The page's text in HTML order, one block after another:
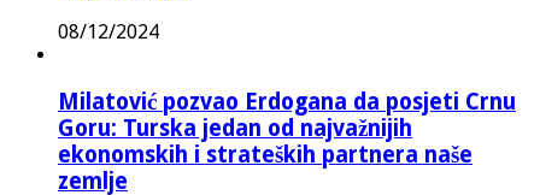
08/12/2024
Milatović pozvao Erdogana da posjeti Crnu
Goru: Turska jedan od najvažnijih
ekonomskih i strateških partnera naše
zemlje